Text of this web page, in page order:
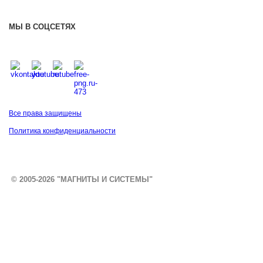
МЫ В СОЦСЕТЯХ
Все права защищены
Политика конфиденциальности
© 2005-2026 "МАГНИТЫ И СИСТЕМЫ"